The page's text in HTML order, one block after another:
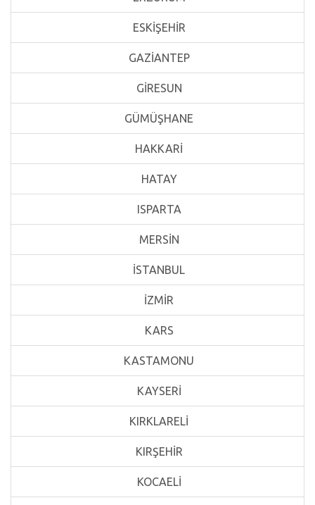
ESKİŞEHİR
GAZİANTEP
GİRESUN
GÜMÜŞHANE
HAKKARİ
HATAY
ISPARTA
MERSİN
İSTANBUL
İZMİR
KARS
KASTAMONU
KAYSERİ
KIRKLARELİ
KIRŞEHİR
KOCAELİ